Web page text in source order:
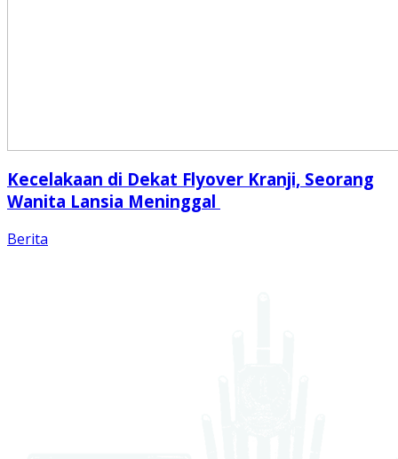
Kecelakaan di Dekat Flyover Kranji, Seorang
Wanita Lansia Meninggal
Berita